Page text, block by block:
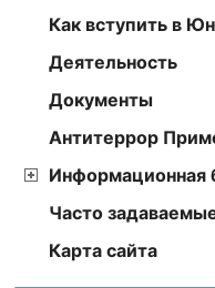
Как вступить в
Деятельность
Документы
Антитеррор
Информационная
Часто
Карта сайта